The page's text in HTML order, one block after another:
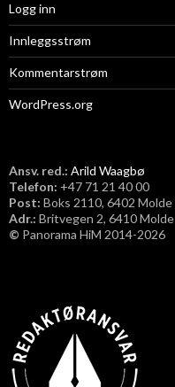
Logg inn
Innleggsstrøm
Kommentarstrøm
WordPress.org
Ansv. red.: Arild Waagbø
Telefon: ​+47 71 21 40 00
Post: Boks 2110, 6402 Molde
Adr.: Britvegen 2, 6410 Molde
© Panorama HiM 2014-2026